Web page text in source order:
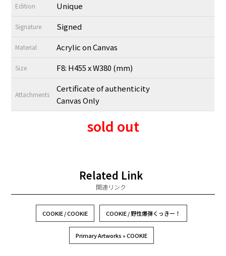
Edition Unique
Signature Signed
Material Acrylic on Canvas
Size F8: H455 x W380 (mm)
Attachments
Certificate of authenticity
Canvas Only
sold out
Related Link
関連リンク
COOKIE / COOKIE COOKIE / 野性爆弾くっきー！
Primary Artworks » COOKIE